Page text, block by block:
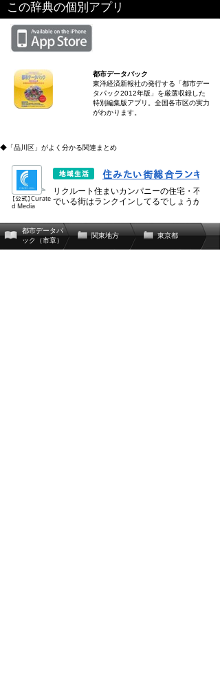
この辞典の個別アプリ
都市データパック
東洋経済新報社の発行する「都市デー
タパック2012年版」を厳選収録した
特別編集版アプリ。全国各市区の実力
がわかります。
◆「品川区」がよく分かる関連まとめ
都市データパ
ック（市章）
関東地方 東京都